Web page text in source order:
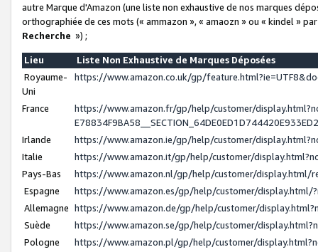
autre Marque d'Amazon (une liste non exhaustive de nos marques
orthographiée de ces mots (« ammazon », « amaozn » ou « kindel »
Recherche ») ;
Lieu
Liste Non Exhaustive de Marques Déposées
Royaume-
Uni
https://www.amazon.co.uk/gp/
France
https://www.amazon.fr/gp/help/customer/
Irlande
https://www.amazon.ie/gp/help/customer/
Italie
https://www.amazon.it/gp/help/customer/
Pays-Bas
https://www.amazon.nl/gp/help/customer/display.html/
Espagne
https://www.amazon.es/gp/help/customer/display.html/
Allemagne https://www.amazon.de/gp/help/customer/
Suède
https://www.amazon.se/gp/help/customer/
Pologne
https://www.amazon.pl/gp/help/customer/